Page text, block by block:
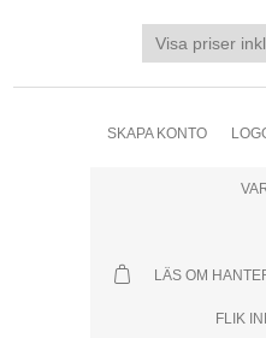
SKAPA KONTO
LÄS OM
FLIK